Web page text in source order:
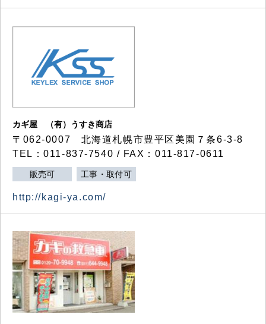
カギ屋 （有）うすき商店
〒062-0007 北海道札幌市豊平区美園７条6-3-8
TEL：011-837-7540 / FAX：011-817-0611
販売可 工事・取付可
http://kagi-ya.com/